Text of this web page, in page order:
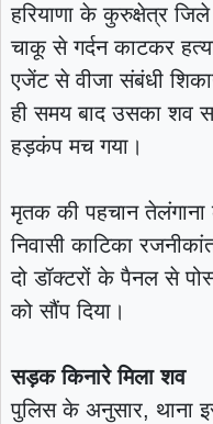
हरियाणा के कुरुक्षेत्र
चाकू से गर्दन काटकर
एजेंट से वीजा संबंधी
ही समय बाद उसका शव
हड़कंप मच गया।
मृतक की पहचान
निवासी काटिका
दो डॉक्टरों के पैनल से
को सौंप दिया।
सड़क किनारे मिला शव
पुलिस के अनुसार, थाना